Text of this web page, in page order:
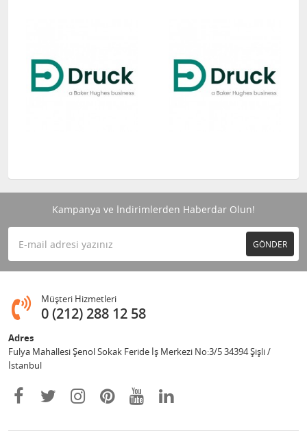
Kampanya ve İndirimlerden Haberdar Olun!
GÖNDER
Müşteri Hizmetleri
0 (212) 288 12 58
Adres
Fulya Mahallesi Şenol Sokak Feride İş Merkezi No:3/5 34394 Şişli /
İstanbul